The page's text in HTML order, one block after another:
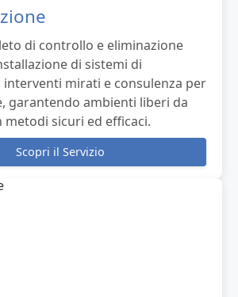
di controllo e eliminazione
di sistemi di
mirati e consulenza per
garantendo ambienti liberi da
sicuri ed efficaci.
Scopri il Servizio